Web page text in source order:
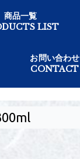
商品一覧
LIST
お問い合わせ
CONTACT